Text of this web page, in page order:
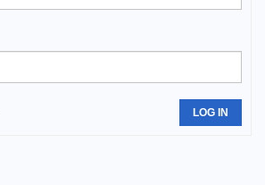
LOG IN